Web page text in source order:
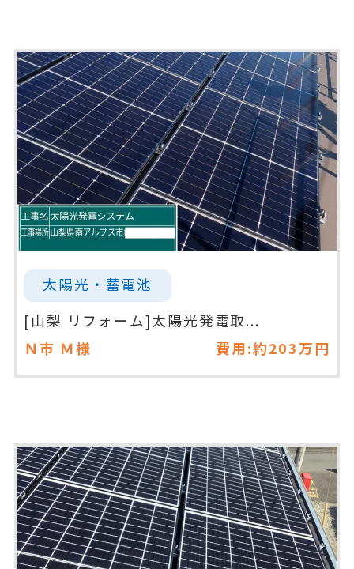
太陽光・蓄電池
[山梨 リフォーム]太陽光発電取...
Ｎ市 Ｍ様 費用:約203万円